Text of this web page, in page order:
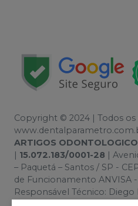
Copyright © 2024 | Todos os
ARTIGOS
| 15.072.183/0001-28 |
– Paquetá – Santos / SP -
de Funcionamento ANVISA
Responsável Técnico: